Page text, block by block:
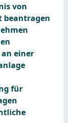
von
beantragen
einer
für